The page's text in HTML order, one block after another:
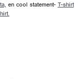
en cool statement- T-shirt